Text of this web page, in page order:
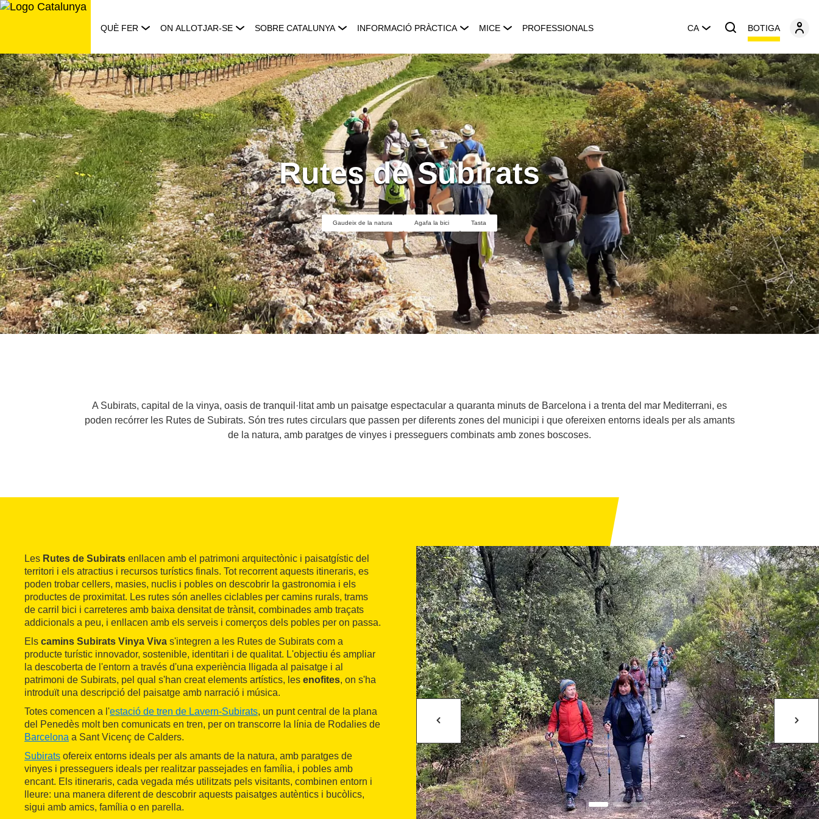
Saltar
QUÈ FER ON ALLOTJAR-SE SOBRE CATALUNYA INFORMACIÓ PRÀCTICA MICE PROFESSIONALS CA BOTIGA
Rutes de Subirats
Gaudeix de la natura Agafa la bici Tasta
A Subirats, capital de la vinya, oasis de tranquil·litat amb un paisatge espectacular a quaranta minuts de Barcelona i a trenta del mar Mediterrani, es
poden recórrer les Rutes de Subirats. Són tres rutes circulars que passen per diferents zones del municipi i que ofereixen entorns ideals per als amants
de la natura, amb paratges de vinyes i presseguers combinats amb zones boscoses.
Les Rutes de Subirats enllacen amb el patrimoni arquitectònic i paisatgístic del
territori i els atractius i recursos turístics finals. Tot recorrent aquests itineraris, es
poden trobar cellers, masies, nuclis i pobles on descobrir la gastronomia i els
productes de proximitat. Les rutes són anelles ciclables per camins rurals, trams
de carril bici i carreteres amb baixa densitat de trànsit, combinades amb traçats
addicionals a peu, i enllacen amb els serveis i comerços dels pobles per on passa.
Els camins Subirats Vinya Viva s'integren a les Rutes de Subirats com a
producte turístic innovador, sostenible, identitari i de qualitat. L'objectiu és ampliar
la descoberta de l'entorn a través d'una experiència lligada al paisatge i al
patrimoni de Subirats, pel qual s'han creat elements artístics, les enofites, on s'ha
introduït una descripció del paisatge amb narració i música.
Totes comencen a l'estació de tren de Lavern-Subirats, un punt central de la plana
del Penedès molt ben comunicats en tren, per on transcorre la línia de Rodalies de
Barcelona a Sant Vicenç de Calders.
Subirats ofereix entorns ideals per als amants de la natura, amb paratges de
vinyes i presseguers ideals per realitzar passejades en família, i pobles amb
encant. Els itineraris, cada vegada més utilitzats pels visitants, combinen entorn i
lleure: una manera diferent de descobrir aquests paisatges autèntics i bucòlics,
sigui amb amics, família o en parella.